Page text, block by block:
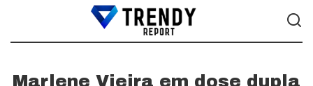
Marlene Vieira em dose dupla